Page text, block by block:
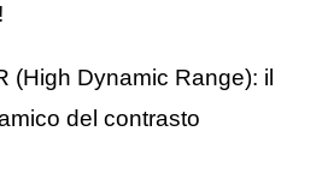
(High Dynamic Range): il
del contrasto